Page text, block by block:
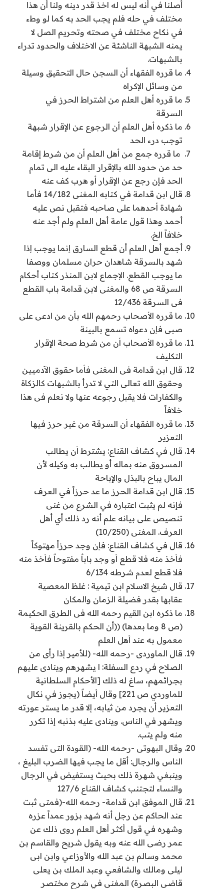
أصلنا في أنه ليس له اخذ قدر دينه ولنا أن هذا
مختلف في حله فلم يجب الحد به كما لو وطء
في نكاح مختلف في صحته وتحريم الصل لا
يمنه الشبهة الناشئة عن الاختلاف والحدود تدراء
بالشبهات.
ما قرره الفقهاء أن السجن حال التحقيق وسيلة
من وسائل الإكراه
ما قرره أهل العلم من اشتراط الحرز في
السرقة
ما ذكره أهل العلم أن الرجوع عن الإقرار شبهة
توجب درء الحد
ما قرره جمع من أهل العلم أن من شرط إقامة
حد من حدود الله بالإقرار البقاء عليه الى تمام
الحد فإن رجع عن الإقرار أو هرب كف عنه
قال ابن قدامة في كتابه المغنى 14/182 فأما
شهادة أحدهما على صاحبه فتقبل نص عليه
أحمد وهذا قول عامة أهل العلم ولم أجد عنه
خلافاً الخ.
أجمع أهل العلم أن قطع السارق إنما يوجب إذا
شهد بالسرقة شاهدان حران مسلمان ووصفا
ما يوجب القطع. الإجماع لابن المنذر كتاب أحكام
السرقة ص 68 والمغنى لابن قدامة باب القطع
فى السرقة 12/436
ما قرره الأصحاب رحمهم الله بأن من ادعى على
صبى فإن دعواه تسمع بالبينة
ما قرره الأصحاب أن من شرط صحة الإقرار
التكليف
قال ابن قدامة فى المغنى فأما حقوق الآدميين
وحقوق الله تعالى التي لا تدرأ بالشبهات كالزكاة
والكفارات فلا يقبل رجوعه عنها ولا نعلم فى هذا
خلافاً
ما قرره الفقهاء أن السرقة من غير حرز فيها
التعزير
قال في كشاف القناع: يشترط أن يطالب
المسروق منه بماله أو يطالب به وكيله لأن
المال يباح بالبذل والإباحة
قال ابن قدامة الحرز ما عد حرزاً في العرف
فإنه لم يثبت اعتباره في الشرع من غنى
تنصيص على بيانه علم أنه رد ذلك أي أهل
العرف. المغنى (10/250)
قال في كشاف القناع: فإن وجد حرزاً مهتوكاً
فأخذ منه فلا قطع أو وجد باباً مفتوحاً فأخذ منه
فلا قطع لعدم شرطه 6/134
قال شيخ الاسلام ابن تيمية : غلظ المعصية
عقابها بقدر فضيلة الزمان والمكان
ما ذكره ابن القيم رحمه الله فى الطرق الحكيمة
(ص 8 وما بعدها) ((أن الحكم بالقرينة القوية
معمول به عند أهل العلم
قال الماوردى -رحمه الله- (للأمير إذا رأى من
الصلاح في ردع السفلة: ا يشهرهم وينادى عليهم
بجرائمهم، ساغ له ذلك [الأحكام السلطانية
للماوردي ص 221] وقال أيضاً (يجوز في نكال
التعزير أن يجرد من ثيابه، إلا قدر ما يستر عورته
ويشهر في الناس. وينادى عليه بذنبه إذا تكرر
منه ولم يتب.
وقال البهوتى -رحمه الله- (القودة التى تفسد
الناس والرجال: أقل ما يجب فيها الضرب البليغ ،
وينبغي شهرة ذلك بحيث يستفيض في الرجال
والنساء لتجتنب كشاف القناع 127/6
قال الموفق ابن قدامة- رحمه الله-(فمتى ثبت
عند الحاكم عن رجل أنه شهد بزور عمداً عزره
وشهره في قول أكثر أهل العلم روى ذلك عن
عمر رضى الله عنه وبه يقول شريح والقاسم بن
محمد وسالم بن عبد الله والأوزاعي وابن ابى
ليلى ومالك والشافعي وعبد الملك بن يعلى
قاضى البصرة) المغنى في شرح مختصر